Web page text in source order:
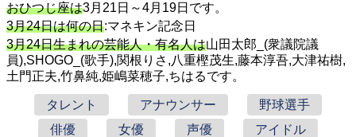
おひつじ座は3月21日～4月19日です。
3月24日は何の日:マネキン記念日
3月24日生まれの芸能人・有名人は山田太郎_(衆議院議
員),SHOGO_(歌手),関根りさ,八重樫茂生,藤本淳吾,大津祐樹,
土門正夫,竹鼻純,姫嶋菜穂子,ちはるです。
タレント アナウンサー
野球選手
俳優
女優 声優
アイドル